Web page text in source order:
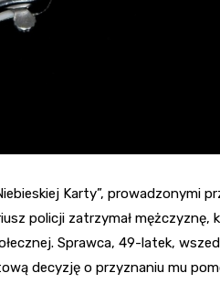
Karty”, prowadzonymi
policji zatrzymał mężczyznę,
Sprawca, 49-latek,
decyzję o przyznaniu mu